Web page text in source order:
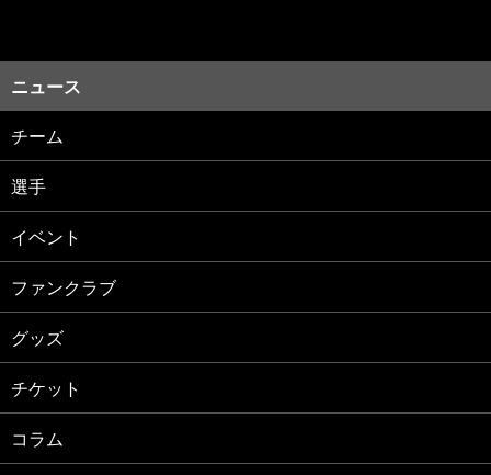
ニュース
チーム
選手
イベント
ファンクラブ
グッズ
チケット
コラム